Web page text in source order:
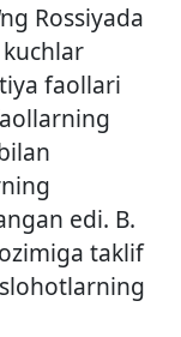
Rossiyada
faollari
edi. B.
taklif